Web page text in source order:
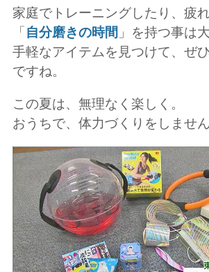
家庭でトレーニングしたり、疲
「自分磨きの時間 」を持つ事は大
手軽なアイテムを見つけて、ぜ
ですね。
この夏は、無理なく楽しく。
おうちで、体力づくりをしません